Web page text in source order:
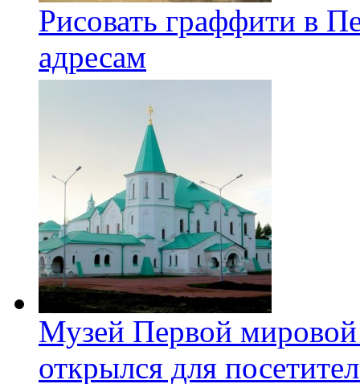
Рисовать граффити в
адресам
Музей Первой
открылся для